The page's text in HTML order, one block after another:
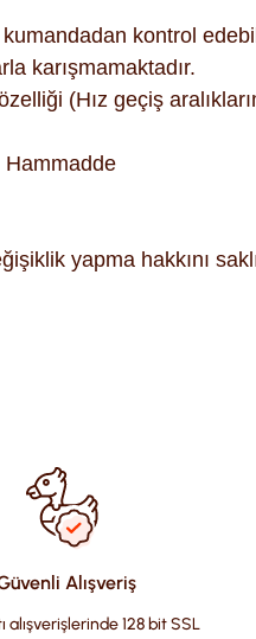
kontrol
karışmamaktadır.
(Hız geçiş
Hammadde
yapma hakkını
Alışveriş
alışverişlerinde 128 bit SSL